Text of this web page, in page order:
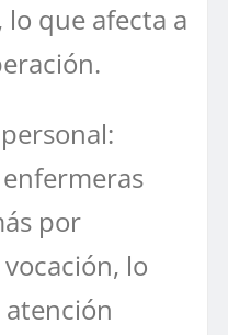
que afecta a
por
lo